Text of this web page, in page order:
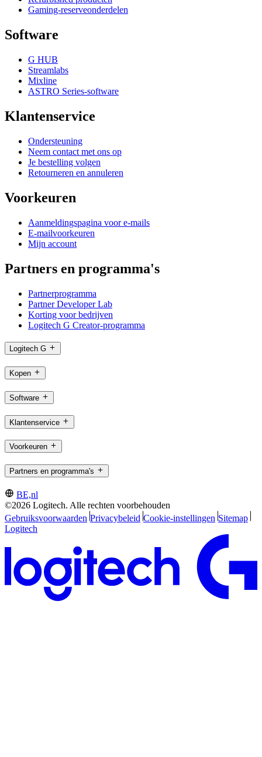
Gaming-reserveonderdelen
Software
G HUB
Streamlabs
Mixline
ASTRO Series-software
Klantenservice
Ondersteuning
Neem contact met ons op
Je bestelling volgen
Retourneren en annuleren
Voorkeuren
Aanmeldingspagina voor e-mails
E-mailvoorkeuren
Mijn account
Partners en programma's
Partnerprogramma
Partner Developer Lab
Korting voor bedrijven
Logitech G Creator-programma
Logitech G
Kopen
Software
Klantenservice
Voorkeuren
Partners en programma's
BE,nl
©2026 Logitech. Alle rechten voorbehouden
Gebruiksvoorwaarden Privacybeleid Cookie-instellingen Sitemap
Logitech